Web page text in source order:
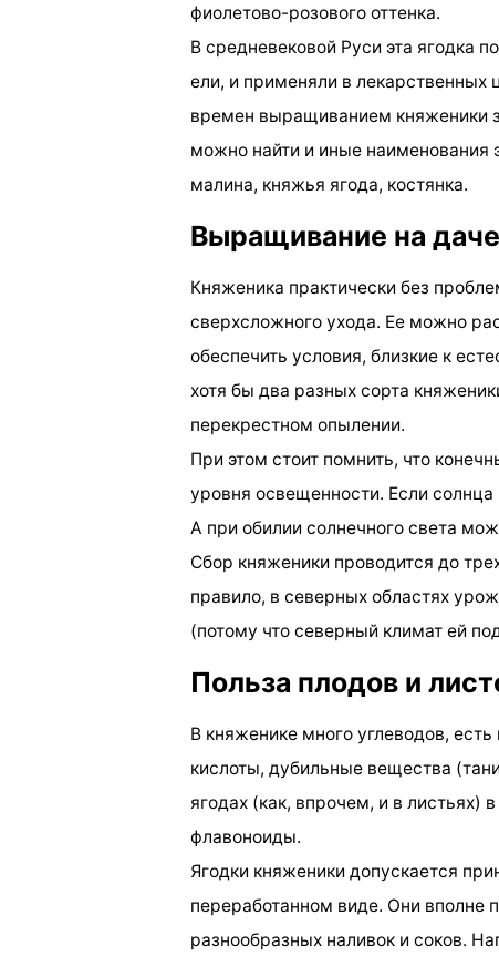
фиолетово-розового оттенка.
В средневековой Руси эта ягодка
ели, и применяли в лекарственных
времен выращиванием княженики
можно найти и иные
малина, княжья ягода, костянка.
Выращивание на даче
Княженика практически без
сверхсложного ухода. Ее можно
обеспечить условия, близкие к
хотя бы два разных сорта
перекрестном опылении.
При этом стоит помнить, что
уровня освещенности. Если
А при обилии солнечного света
Сбор княженики проводится до
правило, в северных областях
(потому что северный климат ей
Польза плодов и
В княженике много углеводов,
кислоты, дубильные вещества
ягодах (как, впрочем, и в листьях)
флавоноиды.
Ягодки княженики допускается
переработанном виде. Они вполне
разнообразных наливок и соков.